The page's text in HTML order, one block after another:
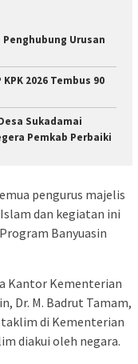
Urusan
2026 Tembus 90
Sukadamai
Pemkab Perbaiki
pengurus majelis
dan kegiatan ini
Banyuasin
Kantor Kementerian
Dr. M. Badrut Tamam,
taklim di Kementerian
diakui oleh negara.